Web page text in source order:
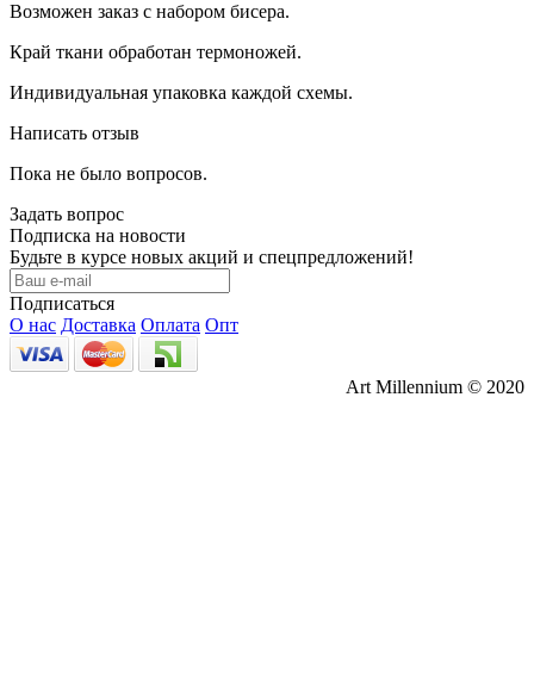
Возможен заказ с набором бисера.
Край ткани обработан термоножей.
Индивидуальная упаковка каждой схемы.
Написать отзыв
Пока не было вопросов.
Задать вопрос
Подписка на новости
Будьте в курсе новых акций и спецпредложений!
Подписаться
О нас Доставка Оплата Опт
Art Millennium © 2020